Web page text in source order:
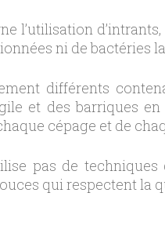
l’utilisation
ni de bactéries
différents
et des barriques
cépage et de
pas de
qui respectent la